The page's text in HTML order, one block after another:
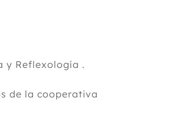
y Reflexología .
de la cooperativa